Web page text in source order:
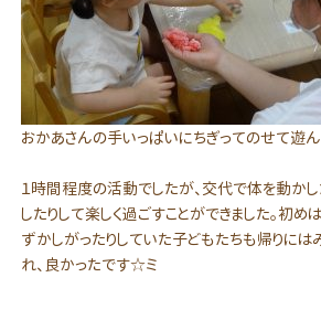
おかあさんの手いっぱいにちぎってのせて遊
１時間程度の活動でしたが、交代で体を動か
したりして楽しく過ごすことができました。初め
ずかしがったりしていた子どもたちも帰りには
れ、良かったです☆ミ